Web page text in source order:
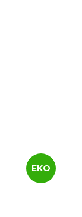
EKO